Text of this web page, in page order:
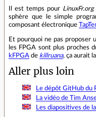
Il est temps pour LinuxFr.org
sphère que le simple
composant électronique
Et pourquoi ne pas proposer
les FPGA sont plus proches
kFPGA de killruana, ça aurait
Aller plus loin
Le dépôt GitHub du
La vidéo de Tim
Les diapositives de